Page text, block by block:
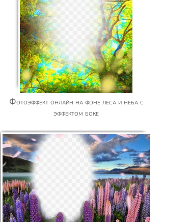
Фотоэффект онлайн на фоне леса и неба с
эффектом боке